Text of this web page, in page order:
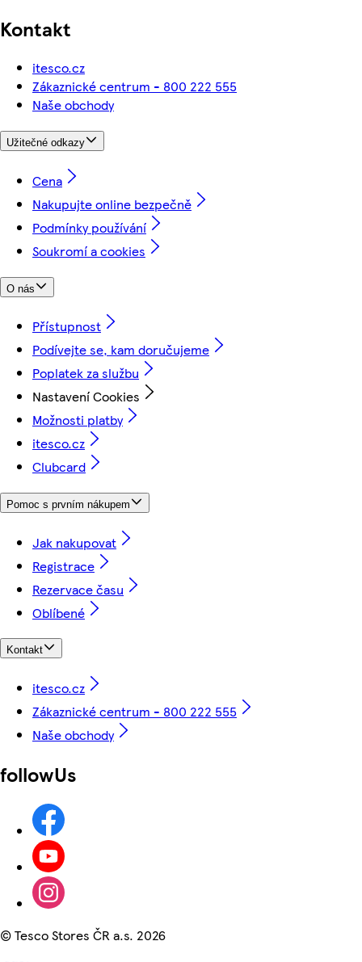
Kontakt
itesco.cz
Zákaznické centrum - 800 222 555
Naše obchody
Užitečné odkazy
Cena
Nakupujte online bezpečně
Podmínky používání
Soukromí a cookies
O nás
Přístupnost
Podívejte se, kam doručujeme
Poplatek za službu
Nastavení Cookies
Možnosti platby
itesco.cz
Clubcard
Pomoc s prvním nákupem
Jak nakupovat
Registrace
Rezervace času
Oblíbené
Kontakt
itesco.cz
Zákaznické centrum - 800 222 555
Naše obchody
followUs
©Tesco Stores ČR a.s. 2026